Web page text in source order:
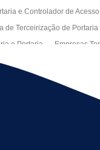
e Controlador de Acesso
de Terceirização de Portaria
e Portaria
Empresas
para Empresa
Terceirizada
de Manutenção